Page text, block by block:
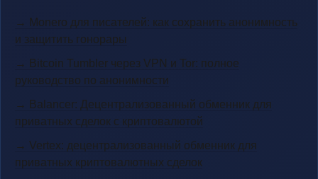
→ Monero для писателей: как сохранить анонимность
и защитить гонорары
→ Bitcoin Tumbler через VPN и Tor: полное
руководство по анонимности
→ Balancer: Децентрализованный обменник для
приватных сделок с криптовалютой
→ Vertex: децентрализованный обменник для
приватных криптовалютных сделок